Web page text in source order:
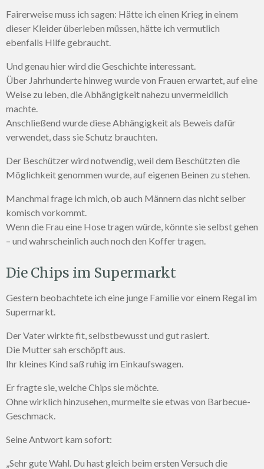
Fairerweise muss ich sagen: Hätte ich einen Krieg in einem
dieser Kleider überleben müssen, hätte ich vermutlich
ebenfalls Hilfe gebraucht.
Und genau hier wird die Geschichte interessant.
Über Jahrhunderte hinweg wurde von Frauen erwartet, auf eine
Weise zu leben, die Abhängigkeit nahezu unvermeidlich
machte.
Anschließend wurde diese Abhängigkeit als Beweis dafür
verwendet, dass sie Schutz brauchten.
Der Beschützer wird notwendig, weil dem Beschützten die
Möglichkeit genommen wurde, auf eigenen Beinen zu stehen.
Manchmal frage ich mich, ob auch Männern das nicht selber
komisch vorkommt.
Wenn die Frau eine Hose tragen würde, könnte sie selbst gehen
– und wahrscheinlich auch noch den Koffer tragen.
Die Chips im Supermarkt
Gestern beobachtete ich eine junge Familie vor einem Regal im
Supermarkt.
Der Vater wirkte fit, selbstbewusst und gut rasiert.
Die Mutter sah erschöpft aus.
Ihr kleines Kind saß ruhig im Einkaufswagen.
Er fragte sie, welche Chips sie möchte.
Ohne wirklich hinzusehen, murmelte sie etwas von Barbecue-
Geschmack.
Seine Antwort kam sofort:
„Sehr gute Wahl. Du hast gleich beim ersten Versuch die